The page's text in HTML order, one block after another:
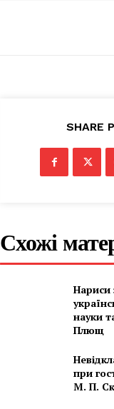
SHARE
Схожі
Нариси
науки
Плющ
при
М. П.